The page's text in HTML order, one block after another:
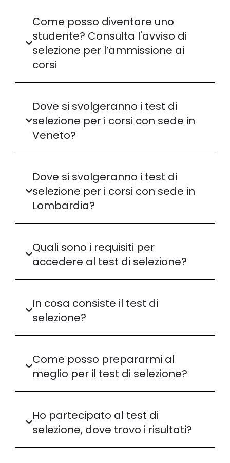
Come posso diventare uno
studente? Consulta l'avviso di
selezione per l’ammissione ai
corsi
Dove si svolgeranno i test di
selezione per i corsi con sede in
Veneto?
Dove si svolgeranno i test di
selezione per i corsi con sede in
Lombardia?
Quali sono i requisiti per
accedere al test di selezione?
In cosa consiste il test di
selezione?
Come posso prepararmi al
meglio per il test di selezione?
Ho partecipato al test di
selezione, dove trovo i risultati?